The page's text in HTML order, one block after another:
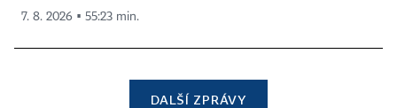
7. 8. 2026 ▪ 55:23 min.
DALŠÍ ZPRÁVY